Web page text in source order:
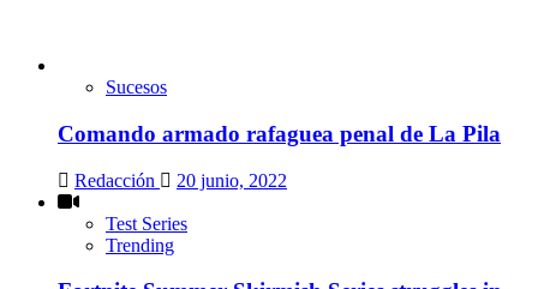
Sucesos
Comando armado rafaguea penal de La Pila
Redacción 20 junio, 2022
Test Series
Trending